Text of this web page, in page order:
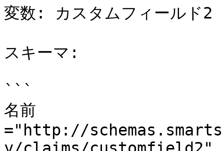
変数: カスタムフィールド2
スキーマ:
```
名前
="http://